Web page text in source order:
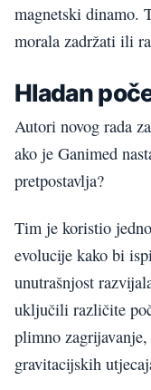
magnetski dinamo.
morala zadržati ili
Hladan
Autori novog rada
ako je Ganimed
pretpostavlja?
Tim je koristio
evolucije kako bi
unutrašnjost
uključili različite
plimno
gravitacijskih